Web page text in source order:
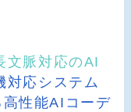
脈対応のAI
対応システム
性能AIコーデ